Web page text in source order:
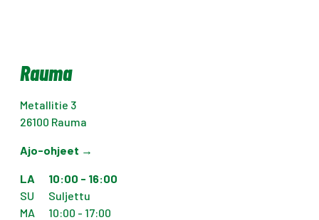
Rauma
Metallitie 3
26100 Rauma
Ajo-ohjeet →
LA
10:00 - 16:00
SU
Suljettu
MA
10:00 - 17:00